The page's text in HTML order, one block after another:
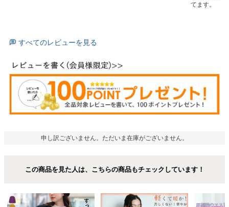
てます。
すべてのレビューを見る
申し訳ございません。ただいま在庫がございません。
この商品を見た人は、こちらの商品もチェックしています！